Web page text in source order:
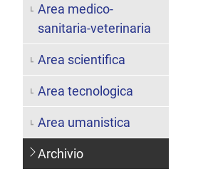
Area medico-
sanitaria-veterinaria
Area scientifica
Area tecnologica
Area umanistica
Archivio